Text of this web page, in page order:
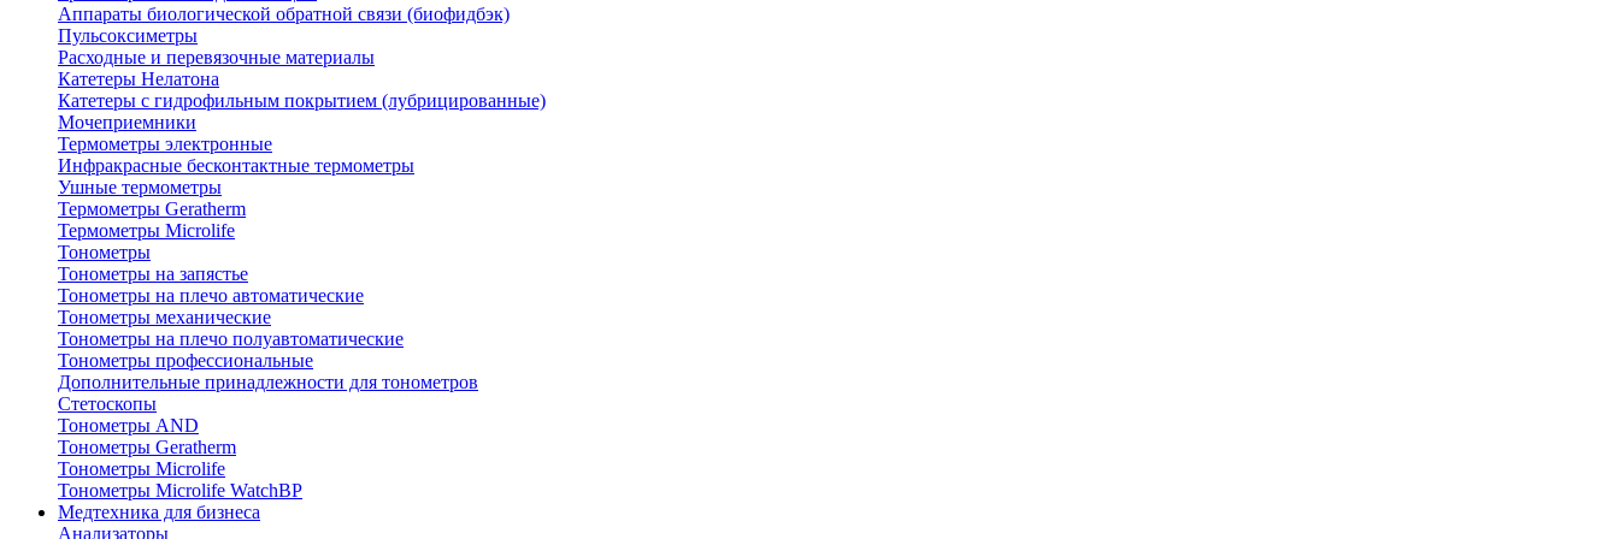
Аппараты биологической обратной связи (биофидбэк)
Пульсоксиметры
Расходные и перевязочные материалы
Катетеры Нелатона
Катетеры с гидрофильным покрытием (лубрицированные)
Мочеприемники
Термометры электронные
Инфракрасные бесконтактные термометры
Ушные термометры
Термометры Geratherm
Термометры Microlife
Тонометры
Тонометры на запястье
Тонометры на плечо автоматические
Тонометры механические
Тонометры на плечо полуавтоматические
Тонометры профессиональные
Дополнительные принадлежности для тонометров
Стетоскопы
Тонометры AND
Тонометры Geratherm
Тонометры Microlife
Тонометры Microlife WatchBP
Медтехника для бизнеса
Анализаторы